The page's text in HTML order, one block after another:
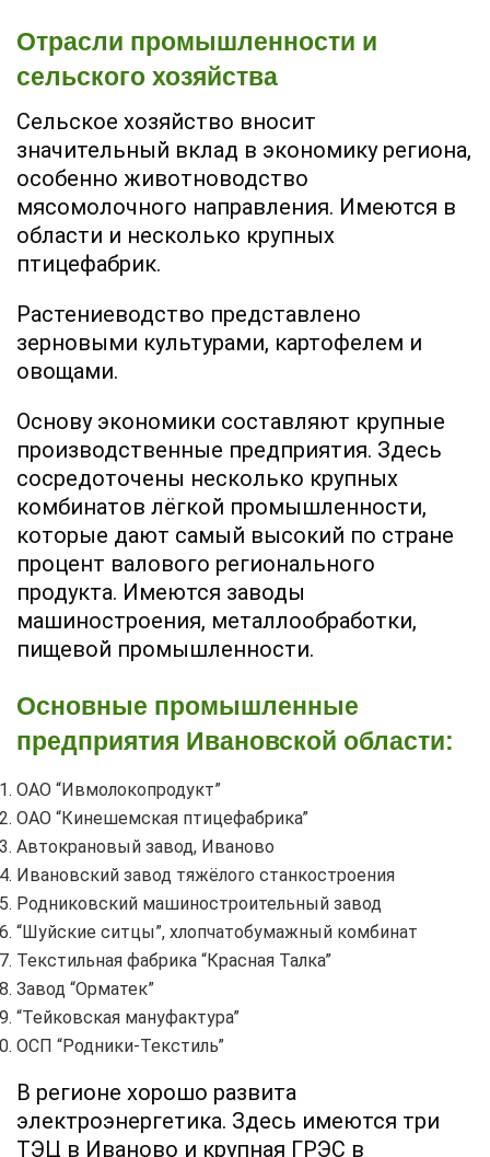
Отрасли промышленности и
сельского хозяйства
Сельское хозяйство вносит
значительный вклад в экономику региона,
особенно животноводство
мясомолочного направления. Имеются в
области и несколько крупных
птицефабрик.
Растениеводство представлено
зерновыми культурами, картофелем и
овощами.
Основу экономики составляют крупные
производственные предприятия. Здесь
сосредоточены несколько крупных
комбинатов лёгкой промышленности,
которые дают самый высокий по стране
процент валового регионального
продукта. Имеются заводы
машиностроения, металлообработки,
пищевой промышленности.
Основные промышленные
предприятия Ивановской области:
ОАО “Ивмолокопродукт”
ОАО “Кинешемская птицефабрика”
Автокрановый завод, Иваново
Ивановский завод тяжёлого станкостроения
Родниковский машиностроительный завод
“Шуйские ситцы”, хлопчатобумажный комбинат
Текстильная фабрика “Красная Талка”
Завод “Орматек”
“Тейковская мануфактура”
ОСП “Родники-Текстиль”
В регионе хорошо развита
электроэнергетика. Здесь имеются три
ТЭЦ в Иваново и крупная ГРЭС в